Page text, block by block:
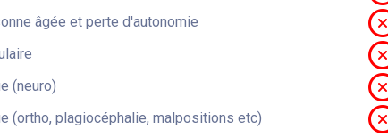
âgée et perte d'autonomie
(neuro)
(ortho, plagiocéphalie, malpositions etc)